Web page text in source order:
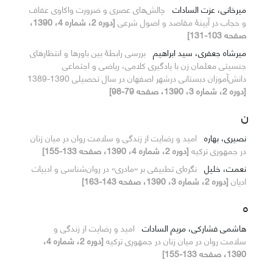
میرخانی، عزت السادات چالش‌های عصری و ضرورت واکاوی عفاف
و حجاب در آیینۀ مقاصد و اصول شرعی
[دوره 2، شماره 4، 1390،
صفحه 103-131]
میرشاه جعفری، سید ابراهیم بررسی رابطۀ بین باورها و انتظارهای
جنسیتی معلمان زن با یادگیری کلامی، ریاضی و اجتماعی
دانش‌آموزان دبستانی درشهر اصفهان در سال تحصیلی 1390-1389
[دوره 2، شماره 3، 1390، صفحه 79-98]
ن
نصیری، بهاره امید و رضایت از زندگی و سلامت روان در میان زنان
در جمهوری ترکیه [دوره 2، شماره 4، 1390، صفحه 133-155]
نعمت، خلیل نگره‌ای تطبیقی بر «مادری» در روان‌شناسی و ادبیات
ادیان [دوره 2، شماره 3، 1390، صفحه 143-163]
ه
هاشمی فشارکی، مریم السادات امید و رضایت از زندگی و
سلامت روان در میان زنان در جمهوری ترکیه
[دوره 2، شماره 4،
1390، صفحه 133-155]